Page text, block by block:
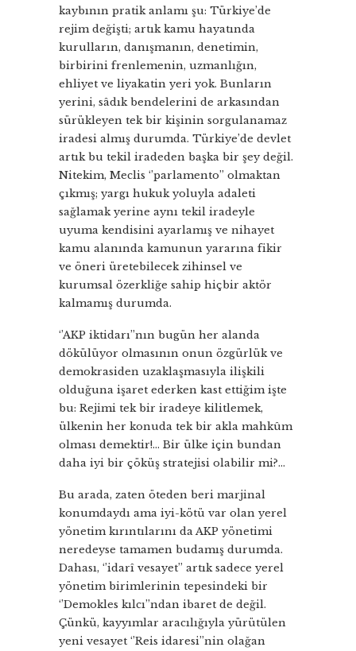
kaybının pratik anlamı şu: Türkiye’de
rejim değişti; artık kamu hayatında
kurulların, danışmanın, denetimin,
birbirini frenlemenin, uzmanlığın,
ehliyet ve liyakatin yeri yok. Bunların
yerini, sâdık bendelerini de arkasından
sürükleyen tek bir kişinin sorgulanamaz
iradesi almış durumda. Türkiye’de devlet
artık bu tekil iradeden başka bir şey değil.
Nitekim, Meclis ‘’parlamento’’ olmaktan
çıkmış; yargı hukuk yoluyla adaleti
sağlamak yerine aynı tekil iradeyle
uyuma kendisini ayarlamış ve nihayet
kamu alanında kamunun yararına fikir
ve öneri üretebilecek zihinsel ve
kurumsal özerkliğe sahip hiçbir aktör
kalmamış durumda.
‘’AKP iktidarı’’nın bugün her alanda
dökülüyor olmasının onun özgürlük ve
demokrasiden uzaklaşmasıyla ilişkili
olduğuna işaret ederken kast ettiğim işte
bu: Rejimi tek bir iradeye kilitlemek,
ülkenin her konuda tek bir akla mahkûm
olması demektir!… Bir ülke için bundan
daha iyi bir çöküş stratejisi olabilir mi?…
Bu arada, zaten öteden beri marjinal
konumdaydı ama iyi-kötü var olan yerel
yönetim kırıntılarını da AKP yönetimi
neredeyse tamamen budamış durumda.
Dahası, ‘’idarî vesayet’’ artık sadece yerel
yönetim birimlerinin tepesindeki bir
‘’Demokles kılcı’’ndan ibaret de değil.
Çünkü, kayyımlar aracılığıyla yürütülen
yeni vesayet ‘’Reis idaresi’’nin olağan